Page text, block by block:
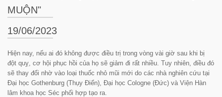
MUỘN"
19/06/2023
Hiện nay, nếu ai đó không được điều trị trong vòng vài giờ sau khi bị
đột quỵ, cơ hội phục hồi của họ sẽ giảm đi rất nhiều. Tuy nhiên, điều đó
sẽ thay đổi nhờ vào loại thuốc nhỏ mũi mới do các nhà nghiên cứu tại
Đại học Gothenburg (Thụy Điển), Đại học Cologne (Đức) và Viện Hàn
lâm khoa học Séc phối hợp tạo ra.